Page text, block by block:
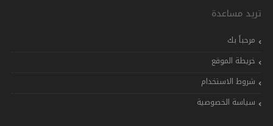
تريد مساعدة
مرحباً بك
خريطة الموقع
شروط الاستخدام
سياسة الخصوصية